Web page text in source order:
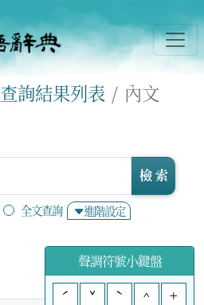
查詢結果列表 內文
全文查詢 進階設定
檢 索
聲調符號小鍵盤
ˊ
ˇ ˋ ^ +